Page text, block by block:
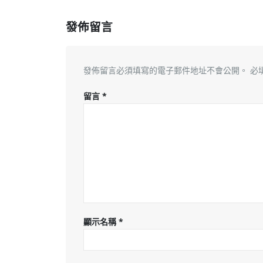
發佈留言
發佈留言必須填寫的電子郵件地址不會公開。 必
留言 *
顯示名稱*